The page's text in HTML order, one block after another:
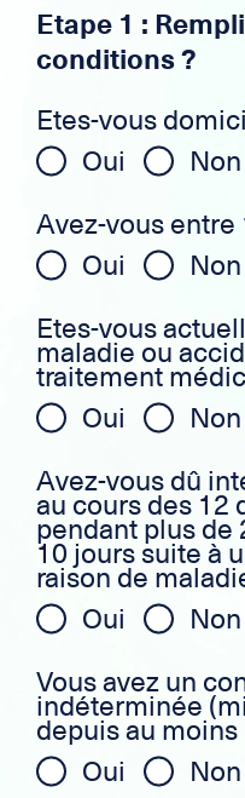
Etape 1 :
conditions ?
Etes-vous
Oui
Non
Avez-vous entre
Oui
Non
Etes-vous
maladie ou
traitement
Oui
Non
Avez-vous dû
au cours des 12
pendant plus de
10 jours suite à
raison de
Oui
Non
Vous avez un
indéterminée
depuis au moins
Oui
Non